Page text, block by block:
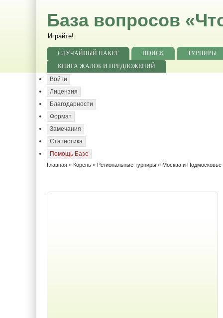
База вопросов
Играйте!
СЛУЧАЙНЫЙ ПАКЕТ ПОИСК
ТУРНИРЫ
КНИГА ЖАЛОБ И ПРЕДЛОЖЕНИЙ
Войти
Лицензия
Благодарности
Формат
Замечания
Статистика
Помощь Базе
Главная » Корень » Региональные турниры » Москва и Подмосковье